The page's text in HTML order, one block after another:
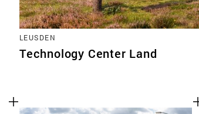
LEUSDEN
Technology Center Land